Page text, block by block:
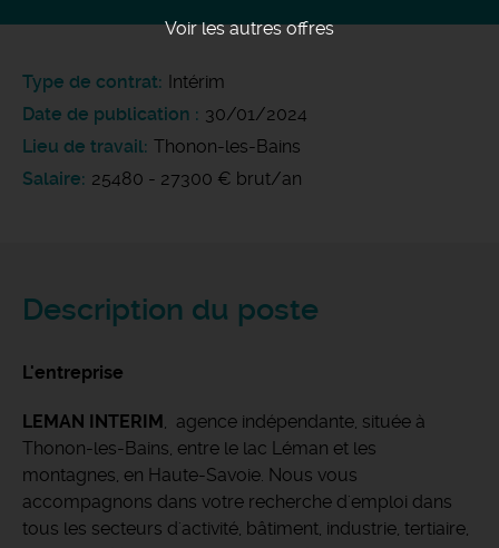
Voir les autres offres
Type de contrat Intérim
Date de publication
30/01/2024
Lieu de travail Thonon-les-Bains
Salaire 25480 - 27300 € brut/an
Description du poste
L'entreprise
LEMAN INTERIM, agence indépendante, située à
Thonon-les-Bains, entre le lac Léman et les
montagnes, en Haute-Savoie. Nous vous
accompagnons dans votre recherche d'emploi dans
tous les secteurs d'activité, bâtiment, industrie, tertiaire,